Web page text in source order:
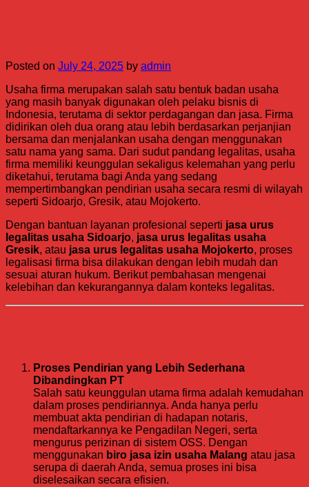
Posted on July 24, 2025 by admin
Usaha firma merupakan salah satu bentuk badan usaha
yang masih banyak digunakan oleh pelaku bisnis di
Indonesia, terutama di sektor perdagangan dan jasa. Firma
didirikan oleh dua orang atau lebih berdasarkan perjanjian
bersama dan menjalankan usaha dengan menggunakan
satu nama yang sama. Dari sudut pandang legalitas, usaha
firma memiliki keunggulan sekaligus kelemahan yang perlu
diketahui, terutama bagi Anda yang sedang
mempertimbangkan pendirian usaha secara resmi di wilayah
seperti Sidoarjo, Gresik, atau Mojokerto.
Dengan bantuan layanan profesional seperti jasa urus
legalitas usaha Sidoarjo, jasa urus legalitas usaha
Gresik, atau jasa urus legalitas usaha Mojokerto, proses
legalisasi firma bisa dilakukan dengan lebih mudah dan
sesuai aturan hukum. Berikut pembahasan mengenai
kelebihan dan kekurangannya dalam konteks legalitas.
Proses Pendirian yang Lebih Sederhana
Dibandingkan PT
Salah satu keunggulan utama firma adalah kemudahan
dalam proses pendiriannya. Anda hanya perlu
membuat akta pendirian di hadapan notaris,
mendaftarkannya ke Pengadilan Negeri, serta
mengurus perizinan di sistem OSS. Dengan
menggunakan biro jasa izin usaha Malang atau jasa
serupa di daerah Anda, semua proses ini bisa
diselesaikan secara efisien.